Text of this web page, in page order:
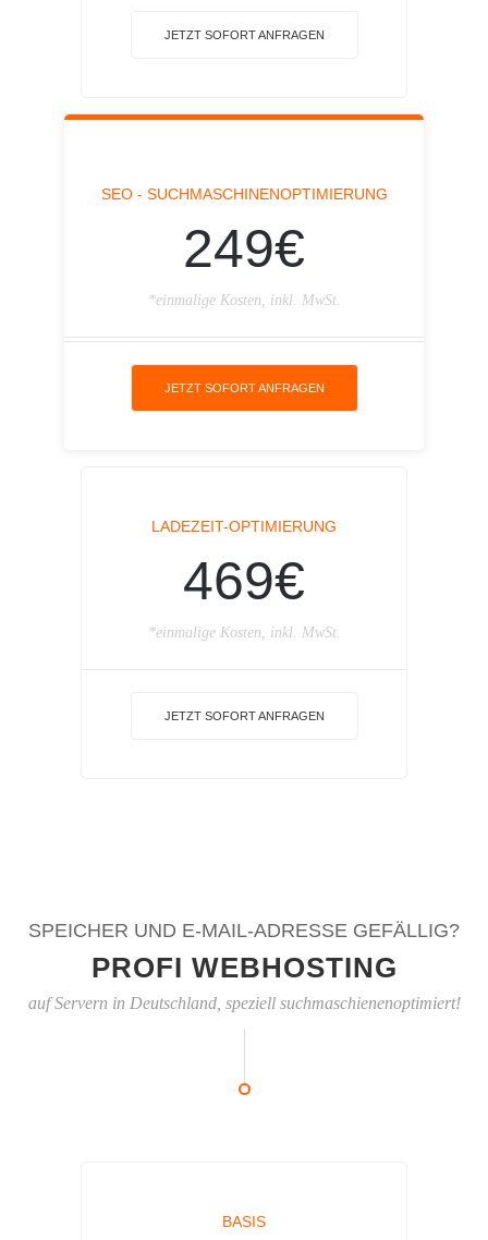
JETZT SOFORT ANFRAGEN
SEO - SUCHMASCHINENOPTIMIERUNG
249€
*einmalige Kosten, inkl. MwSt.
JETZT SOFORT ANFRAGEN
LADEZEIT-OPTIMIERUNG
469€
*einmalige Kosten, inkl. MwSt.
JETZT SOFORT ANFRAGEN
SPEICHER UND E-MAIL-ADRESSE GEFÄLLIG?
PROFI WEBHOSTING
auf Servern in Deutschland, speziell suchmaschienenoptimiert!
BASIS